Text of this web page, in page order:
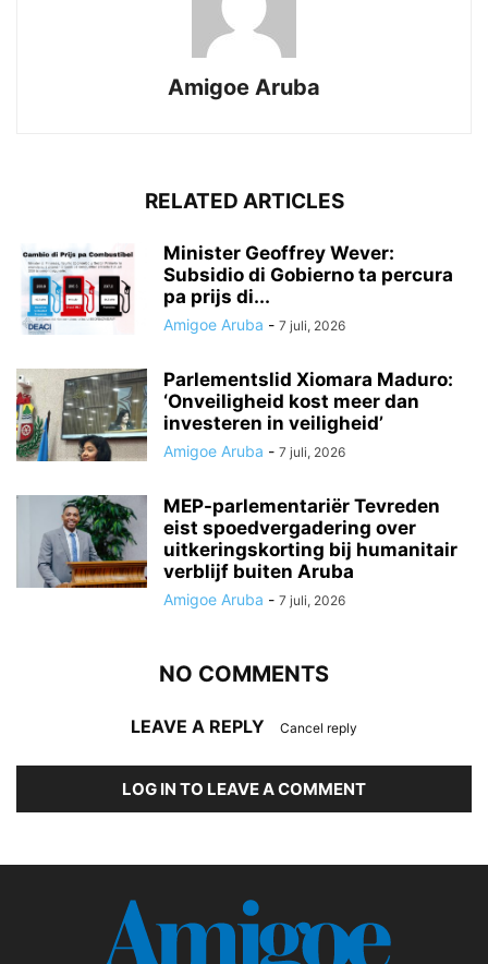
Amigoe Aruba
RELATED ARTICLES
Minister Geoffrey Wever:
Subsidio di Gobierno ta percura
pa prijs di...
Amigoe Aruba - 7 juli, 2026
Parlementslid Xiomara Maduro:
‘Onveiligheid kost meer dan
investeren in veiligheid’
Amigoe Aruba - 7 juli, 2026
MEP-parlementariër Tevreden
eist spoedvergadering over
uitkeringskorting bij humanitair
verblijf buiten Aruba
Amigoe Aruba - 7 juli, 2026
NO COMMENTS
LEAVE A REPLY Cancel reply
LOG IN TO LEAVE A COMMENT